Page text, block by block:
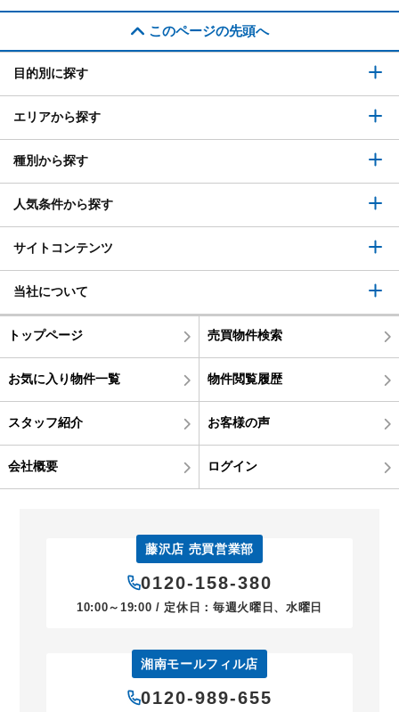
このページの先頭へ
目的別に探す
エリアから探す
種別から探す
人気条件から探す
サイトコンテンツ
当社について
トップページ 売買物件検索
お気に入り物件一覧 物件閲覧履歴
スタッフ紹介 お客様の声
会社概要 ログイン
藤沢店 売買営業部
0120-158-380
10:00～19:00 / 定休日：毎週火曜日、水曜日
湘南モールフィル店
0120-989-655